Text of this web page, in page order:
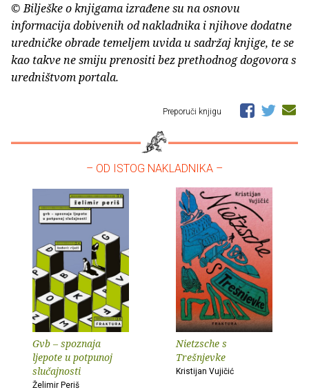
© Bilješke o knjigama izrađene su na osnovu
informacija dobivenih od nakladnika i njihove dodatne
uredničke obrade temeljem uvida u sadržaj knjige, te se
kao takve ne smiju prenositi bez prethodnog dogovora s
uredništvom portala.
Preporuči knjigu
– OD ISTOG NAKLADNIKA –
Gvb – spoznaja
ljepote u potpunoj
slučajnosti
Želimir Periš
Nietzsche s
Trešnjevke
Kristijan Vujičić